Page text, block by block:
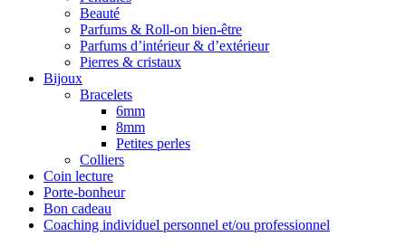
Beauté
Parfums & Roll-on bien-être
Parfums d’intérieur & d’extérieur
Pierres & cristaux
Bijoux
Bracelets
6mm
8mm
Petites perles
Colliers
Coin lecture
Porte-bonheur
Bon cadeau
Coaching individuel personnel et/ou professionnel